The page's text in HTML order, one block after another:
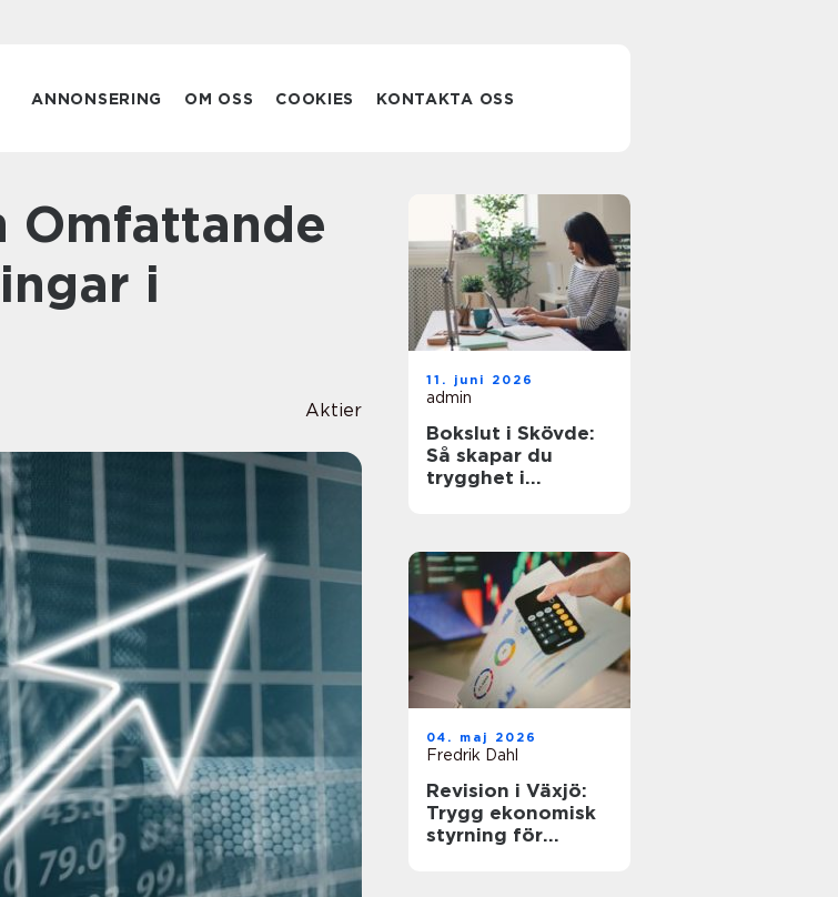
ANNONSERING OM OSS COOKIES KONTAKTA OSS
i
Aktier
11. juni 2026
admin
Bokslut i Skövde:
Så skapar du
trygghet i
04. maj 2026
Fredrik Dahl
Revision i Växjö:
Trygg ekonomisk
styrning för